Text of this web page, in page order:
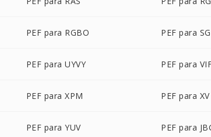
PEF para RGBO PEF para
PEF para UYVY PEF para
PEF para XPM PEF para XV
PEF para YUV PEF para